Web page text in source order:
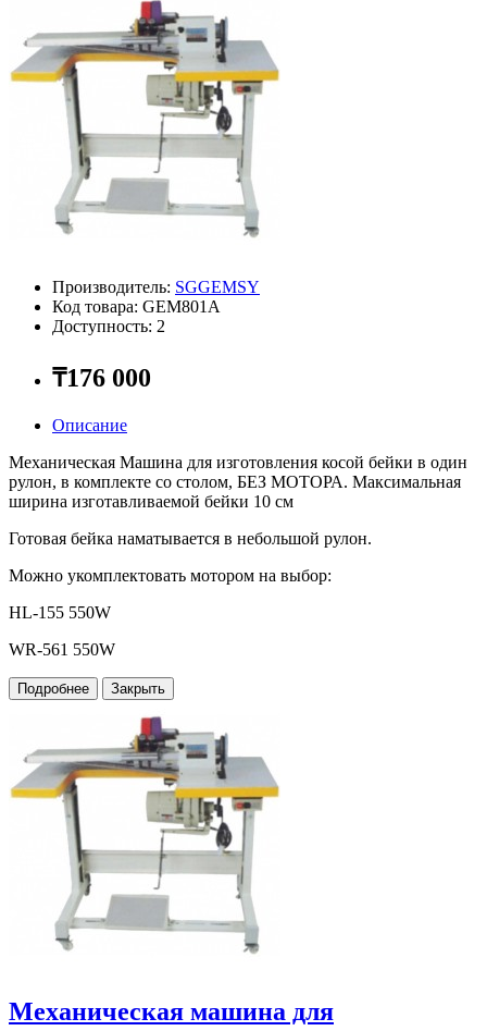
Производитель: SGGEMSY
Код товара: GEM801A
Доступность: 2
₸176 000
Описание
Механическая Машина для изготовления косой бейки в один
рулон, в комплекте со столом, БЕЗ МОТОРА. Максимальная
ширина изготавливаемой бейки 10 см
Готовая бейка наматывается в небольшой рулон.
Можно укомплектовать мотором на выбор:
HL-155 550W
WR-561 550W
Подробнее Закрыть
Механическая машина для